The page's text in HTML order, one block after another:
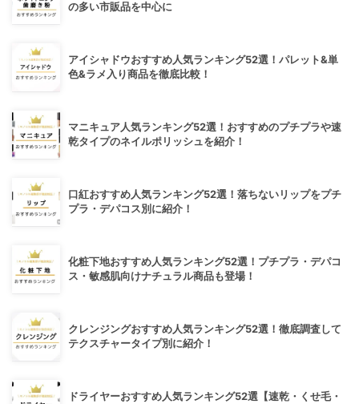
の多い市販品を中心に
アイシャドウおすすめ人気ランキング52選！パレット&単
色&ラメ入り商品を徹底比較！
マニキュア人気ランキング52選！おすすめのプチプラや速
乾タイプのネイルポリッシュを紹介！
口紅おすすめ人気ランキング52選！落ちないリップをプチ
プラ・デパコス別に紹介！
化粧下地おすすめ人気ランキング52選！プチプラ・デパコ
ス・敏感肌向けナチュラル商品も登場！
クレンジングおすすめ人気ランキング52選！徹底調査して
テクスチャータイプ別に紹介！
ドライヤーおすすめ人気ランキング52選【速乾・くせ毛・